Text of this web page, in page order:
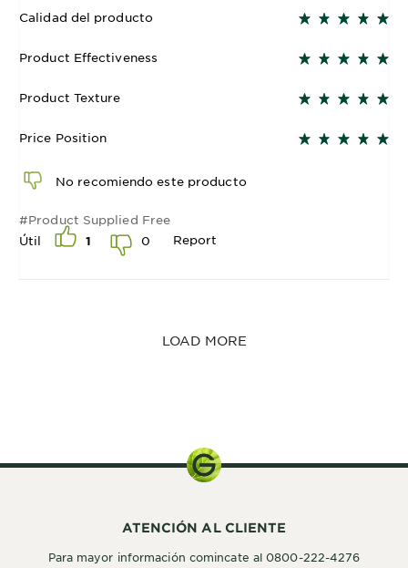
Calidad del producto
Product Effectiveness
Product Texture
Price Position
No recomiendo este producto
#Product Supplied Free
Útil
1 0 Report
LOAD MORE
ATENCIÓN AL CLIENTE
Para mayor información comincate al 0800-222-4276